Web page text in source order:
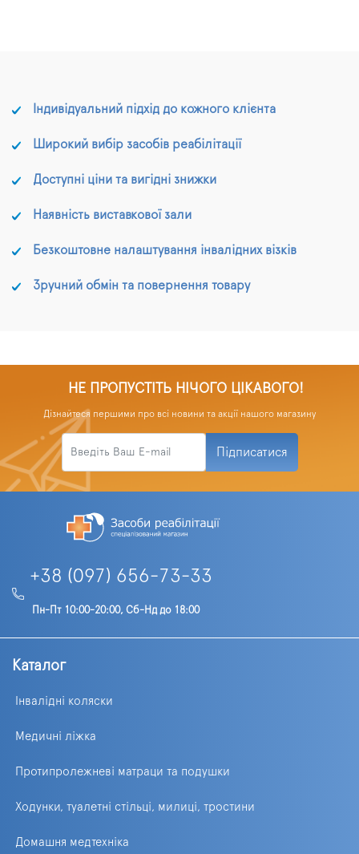
Індивідуальний підхід до кожного клієнта
Широкий вибір засобів реабілітації
Доступні ціни та вигідні знижки
Наявність виставкової зали
Безкоштовне налаштування інвалідних візків
Зручний обмін та повернення товару
НЕ ПРОПУСТІТЬ НІЧОГО ЦІКАВОГО!
Дізнайтеся першими про всі новини та акції нашого магазину
Підписатися
+38 (097) 656-73-33
Пн-Пт 10:00-20:00, Сб-Нд до 18:00
Каталог
Інвалідні коляски
Медичні ліжка
Протипролежневі матраци та подушки
Ходунки, туалетні стільці, милиці, тростини
Домашня медтехніка